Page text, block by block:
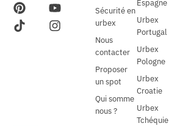
Sécurité en
urbex
Nous
contacter
Proposer
un spot
Qui somme
nous ?
Espagne
Urbex
Portugal
Urbex
Pologne
Urbex
Croatie
Urbex
Tchéquie